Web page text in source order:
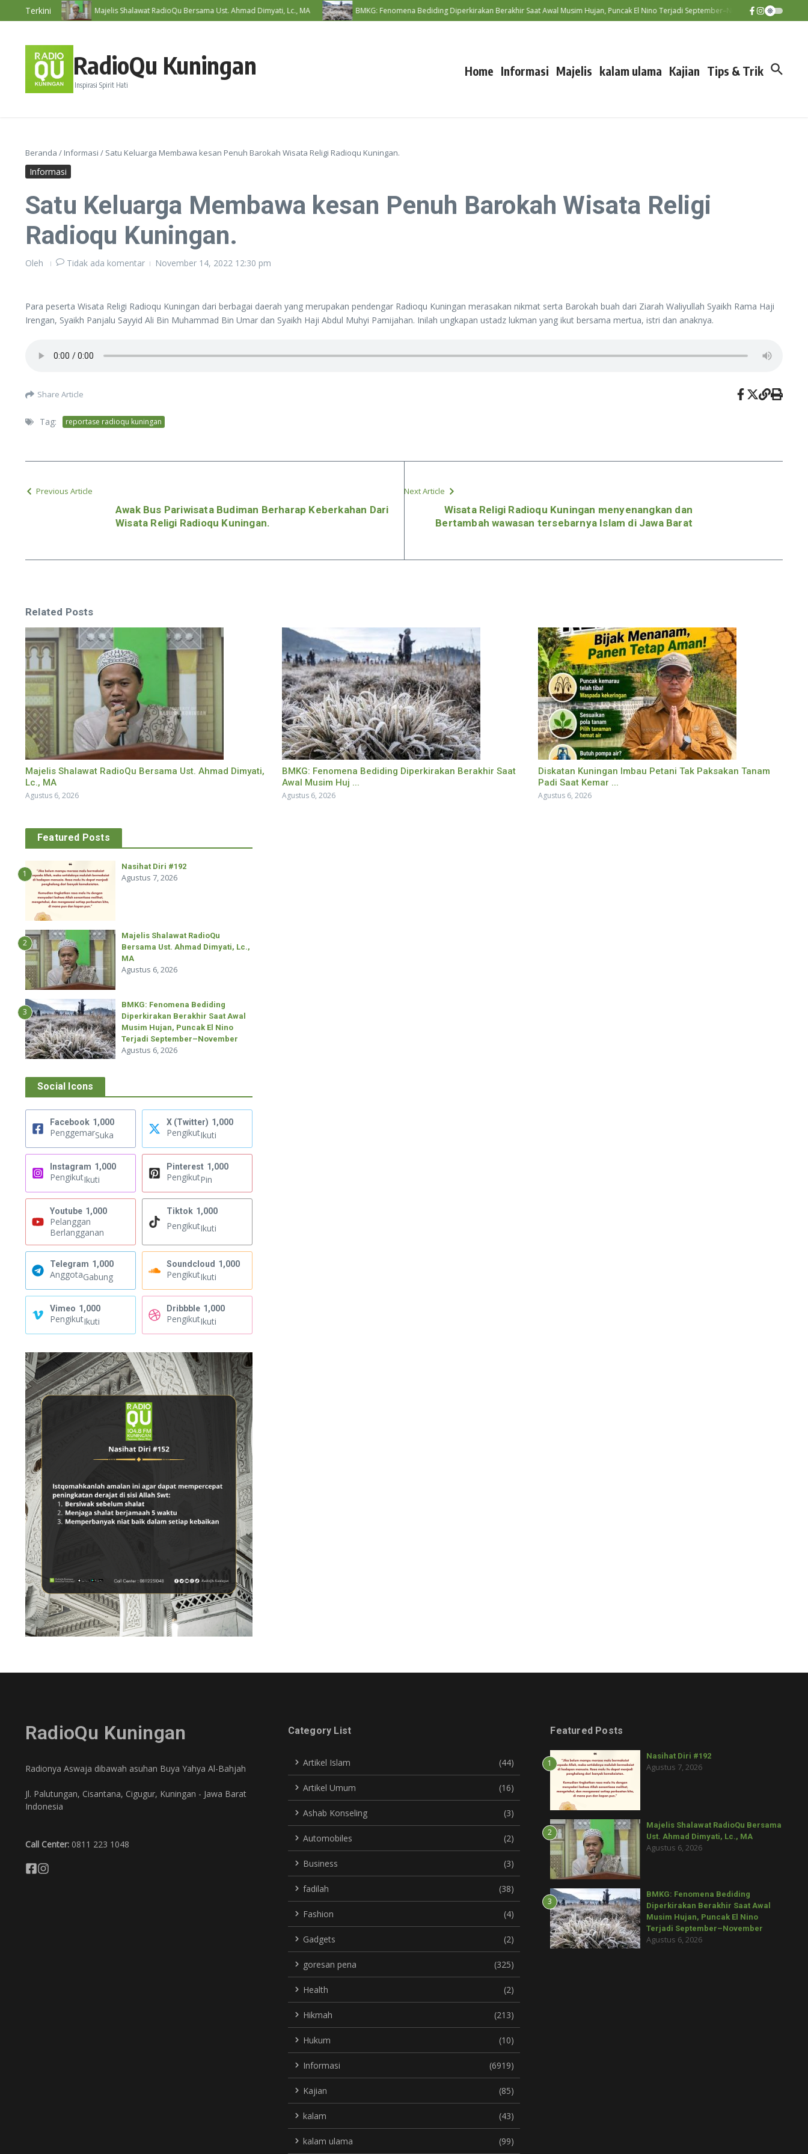
Lewati ke konten
Terkini
#192 Majelis Shalawat RadioQu Bersama Ust. Ahmad Dimyati, Lc., MA BMKG: Fenomena Bediding Diperkirakan Berakhir Saat Awal Musim Hujan, Puncak El Nino Terjadi September–November
RadioQu Kuningan
Inspirasi Spirit Hati
Home Informasi Majelis kalam ulama Kajian Tips & Trik
Beranda / Informasi / Satu Keluarga Membawa kesan Penuh Barokah Wisata Religi Radioqu Kuningan.
Informasi
Satu Keluarga Membawa kesan Penuh Barokah Wisata Religi
Radioqu Kuningan.
Oleh Tidak ada komentar November 14, 2022 12:30 pm
Para peserta Wisata Religi Radioqu Kuningan dari berbagai daerah yang merupakan pendengar Radioqu Kuningan merasakan nikmat serta Barokah buah dari Ziarah Waliyullah Syaikh Rama Haji
Irengan, Syaikh Panjalu Sayyid Ali Bin Muhammad Bin Umar dan Syaikh Haji Abdul Muhyi Pamijahan. Inilah ungkapan ustadz lukman yang ikut bersama mertua, istri dan anaknya.
Share Article
Tag: reportase radioqu kuningan
Previous Article
Awak Bus Pariwisata Budiman Berharap Keberkahan Dari
Wisata Religi Radioqu Kuningan.
Next Article
Wisata Religi Radioqu Kuningan menyenangkan dan
Bertambah wawasan tersebarnya Islam di Jawa Barat
Related Posts
Majelis Shalawat RadioQu Bersama Ust. Ahmad Dimyati,
Lc., MA
Agustus 6, 2026
BMKG: Fenomena Bediding Diperkirakan Berakhir Saat
Awal Musim Huj ...
Agustus 6, 2026
Diskatan Kuningan Imbau Petani Tak Paksakan Tanam
Padi Saat Kemar ...
Agustus 6, 2026
Featured Posts
1
Nasihat Diri #192
Agustus 7, 2026
2
Majelis Shalawat RadioQu
Bersama Ust. Ahmad Dimyati, Lc.,
MA
Agustus 6, 2026
3
BMKG: Fenomena Bediding
Diperkirakan Berakhir Saat Awal
Musim Hujan, Puncak El Nino
Terjadi September–November
Agustus 6, 2026
Social Icons
Facebook 1,000
PenggemarSuka
X (Twitter) 1,000
PengikutIkuti
Instagram 1,000
PengikutIkuti
Pinterest 1,000
PengikutPin
Youtube 1,000
Pelanggan
Berlangganan
Tiktok 1,000
PengikutIkuti
Telegram 1,000
AnggotaGabung
Soundcloud 1,000
PengikutIkuti
Vimeo 1,000
PengikutIkuti
Dribbble 1,000
PengikutIkuti
RadioQu Kuningan
Radionya Aswaja dibawah asuhan Buya Yahya Al-Bahjah
Jl. Palutungan, Cisantana, Cigugur, Kuningan - Jawa Barat
Indonesia
Call Center: 0811 223 1048
Category List
Artikel Islam (44)
Artikel Umum (16)
Ashab Konseling (3)
Automobiles (2)
Business (3)
fadilah (38)
Fashion (4)
Gadgets (2)
goresan pena (325)
Health (2)
Hikmah (213)
Hukum (10)
Informasi (6919)
Kajian (85)
kalam (43)
kalam ulama (99)
Featured Posts
1
Nasihat Diri #192
Agustus 7, 2026
2
Majelis Shalawat RadioQu Bersama
Ust. Ahmad Dimyati, Lc., MA
Agustus 6, 2026
3
BMKG: Fenomena Bediding
Diperkirakan Berakhir Saat Awal
Musim Hujan, Puncak El Nino
Terjadi September–November
Agustus 6, 2026